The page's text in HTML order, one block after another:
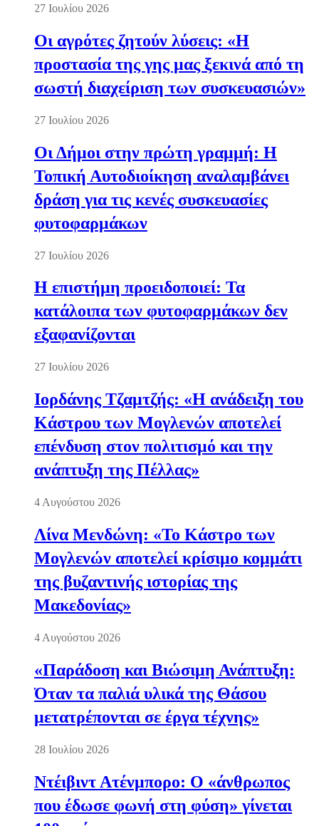
27 Ιουλίου 2026
Οι αγρότες ζητούν λύσεις: «Η
προστασία της γης μας ξεκινά από τη
σωστή διαχείριση των συσκευασιών»
27 Ιουλίου 2026
Οι Δήμοι στην πρώτη γραμμή: Η
Τοπική Αυτοδιοίκηση αναλαμβάνει
δράση για τις κενές συσκευασίες
φυτοφαρμάκων
27 Ιουλίου 2026
Η επιστήμη προειδοποιεί: Τα
κατάλοιπα των φυτοφαρμάκων δεν
εξαφανίζονται
27 Ιουλίου 2026
Ιορδάνης Τζαμτζής: «Η ανάδειξη του
Κάστρου των Μογλενών αποτελεί
επένδυση στον πολιτισμό και την
ανάπτυξη της Πέλλας»
4 Αυγούστου 2026
Λίνα Μενδώνη: «Το Κάστρο των
Μογλενών αποτελεί κρίσιμο κομμάτι
της βυζαντινής ιστορίας της
Μακεδονίας»
4 Αυγούστου 2026
«Παράδοση και Βιώσιμη Ανάπτυξη:
Όταν τα παλιά υλικά της Θάσου
μετατρέπονται σε έργα τέχνης»
28 Ιουλίου 2026
Ντέιβιντ Ατένμπορο: Ο «άνθρωπος
που έδωσε φωνή στη φύση» γίνεται